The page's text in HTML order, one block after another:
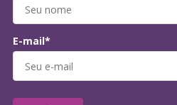
E-mail*